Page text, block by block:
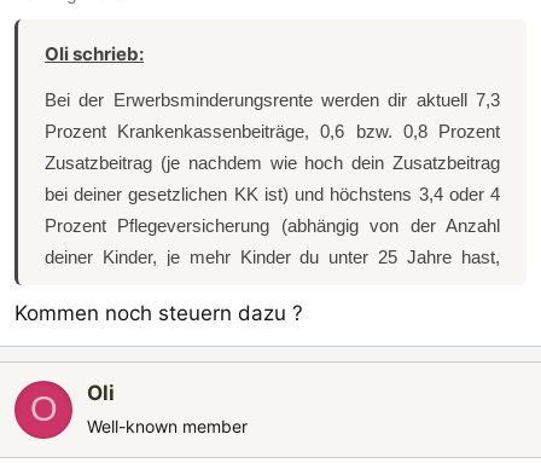
Oli schrieb:
Bei der Erwerbsminderungsrente werden dir aktuell 7,3
Prozent Krankenkassenbeiträge, 0,6 bzw. 0,8 Prozent
Zusatzbeitrag (je nachdem wie hoch dein Zusatzbeitrag
bei deiner gesetzlichen KK ist) und höchstens 3,4 oder 4
Prozent Pflegeversicherung (abhängig von der Anzahl
deiner Kinder, je mehr Kinder du unter 25 Jahre hast,
Erwerbsminderungsrente abgezogen. Es werden dir
sozusagen die Hälfte deiner gesamten
Krankenkassenbeiträge, sprich die Hälfte des
gesetzlichen Krankenkassenbeitrags zzgl. die Hälfte des
Zusatzbeitrags, und der komplette Beitrag für die
Kommen noch steuern dazu ?
O Oli
Well-known member